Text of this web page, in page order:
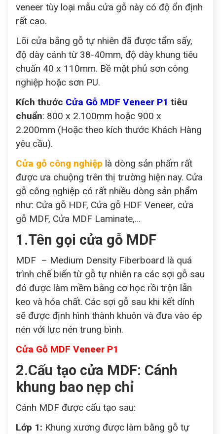
veneer tùy loại mẫu cửa gỗ này có độ ổn định
rất cao.
Lõi cửa bằng gỗ tự nhiên đã được tẩm sấy,
độ dày cánh từ 38-40mm, độ dày khung tiêu
chuẩn 40 x 110mm. Bề mặt phủ sơn công
nghiệp hoặc sơn PU.
Kích thước Cửa Gỗ MDF Veneer P1 tiêu
chuẩn: 800 x 2.100mm hoặc 900 x
2.200mm (Hoặc theo kích thước Khách Hàng
yêu cầu).
Cửa gỗ công nghiệp là dòng sản phẩm rất
được ưa chuộng trên thị trường hiện nay. Cửa
gỗ công nghiệp có rất nhiều dòng sản phẩm
như: Cửa gỗ HDF, Cửa gỗ HDF Veneer, cửa
gỗ MDF, Cửa MDF Laminate,…
1.Tên gọi cửa gỗ MDF
MDF – Medium Density Fiberboard là quá
trình chế biến từ gỗ tự nhiên ra các sợi gỗ sau
đó được làm mềm bằng cơ học rồi trộn lẫn
keo và hóa chất. Các sợi gỗ sau khi kết dính
sẽ được định hình thành khuôn và đưa vào ép
nén với lực nén trung bình.
Cửa Gỗ MDF Veneer P1
2.Cấu tạo cửa MDF: Cánh
khung bao nẹp chỉ
Cánh MDF được cấu tạo sau:
Lớp 1: Khung xương được làm bằng gỗ tự